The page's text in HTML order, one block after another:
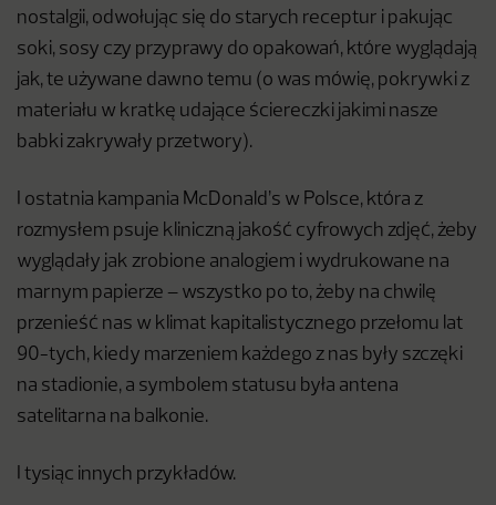
nostalgii, odwołując się do starych receptur i pakując
soki, sosy czy przyprawy do opakowań, które wyglądają
jak, te używane dawno temu (o was mówię, pokrywki z
materiału w kratkę udające ściereczki jakimi nasze
babki zakrywały przetwory).
I ostatnia kampania McDonald’s w Polsce, która z
rozmysłem psuje kliniczną jakość cyfrowych zdjęć, żeby
wyglądały jak zrobione analogiem i wydrukowane na
marnym papierze – wszystko po to, żeby na chwilę
przenieść nas w klimat kapitalistycznego przełomu lat
90-tych, kiedy marzeniem każdego z nas były szczęki
na stadionie, a symbolem statusu była antena
satelitarna na balkonie.
I tysiąc innych przykładów.